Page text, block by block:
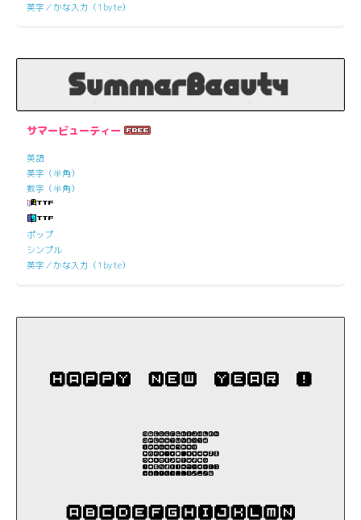
英字／かな入力（1byte）
サマービューティー
英語
英字（半角）
数字（半角）
ポップ
シンプル
英字／かな入力（1byte）